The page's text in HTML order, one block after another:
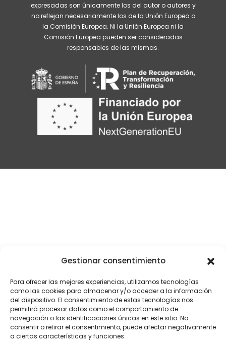
Gestionar consentimiento
Para ofrecer las mejores experiencias, utilizamos tecnologías
como las cookies para almacenar y/o acceder a la información
del dispositivo. El consentimiento de estas tecnologías nos
permitirá procesar datos como el comportamiento de
navegación o las identificaciones únicas en este sitio. No
consentir o retirar el consentimiento, puede afectar negativamente
a ciertas características y funciones.
expresadas son únicamente los del autor o autores y
no reflejan necesariamente los de la Unión Europea o
la Comisión Europea. Ni la Unión Europea ni la
Comisión Europea pueden ser consideradas
responsables de las mismas.